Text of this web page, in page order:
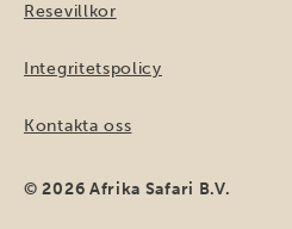
Resevillkor
Integritetspolicy
Kontakta oss
© 2026 Afrika Safari B.V.